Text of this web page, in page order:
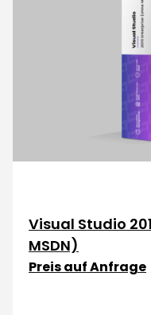
Visual Studio
MSDN)
Preis auf Anfrage